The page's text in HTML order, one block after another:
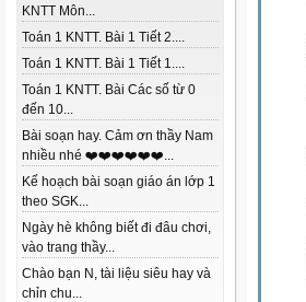
KNTT Môn...
Toán 1 KNTT. Bài 1 Tiết 2....
Toán 1 KNTT. Bài 1 Tiết 1....
Toán 1 KNTT. Bài Các số từ 0
đến 10...
Bài soạn hay. Cảm ơn thầy Nam
nhiều nhé ❤️❤️❤️❤️❤️❤️...
Kế hoạch bài soạn giáo án lớp 1
theo SGK...
Ngày hè không biết đi đâu chơi,
vào trang thầy...
Chào bạn N, tài liệu siêu hay và
chỉn chu...